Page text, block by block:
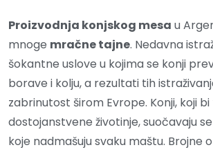
Proizvodnja konjskog mesa u
mnoge mračne tajne. Nedavna
šokantne uslove u kojima se konji
borave i kolju, a rezultati tih
zabrinutost širom Evrope. Konji, koji
dostojanstvene životinje, suočavaju
koje nadmašuju svaku maštu. Brojne